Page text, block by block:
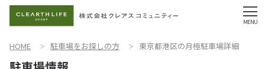
HOME 駐車場をお探しの方 東京都港区の月極駐車場詳細